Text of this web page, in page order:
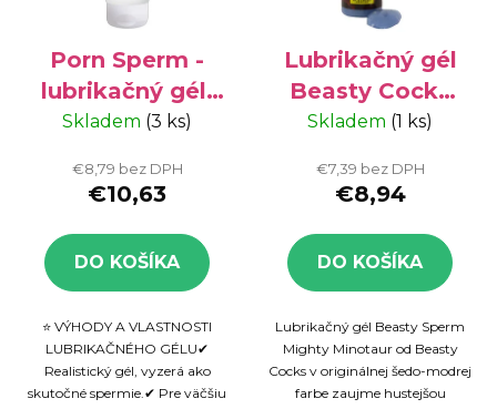
Porn Sperm -
lubrikačný gél,
250 ml
Skladem (3 ks)
€8,79 bez DPH
€10,63
DO KOŠÍKA
⭐ VÝHODY A VLASTNOSTI
LUBRIKAČNÉHO GÉLU✔
Realistický gél, vyzerá ako
skutočné spermie.✔ Pre väčšiu
Lubrikačný gél
Beasty Cocks
Sperm 250 ml
Skladem (1 ks)
€7,39 bez DPH
€8,94
DO KOŠÍKA
Lubrikačný gél Beasty Sperm
Mighty Minotaur od Beasty
Cocks v originálnej šedo-modrej
farbe zaujme hustejšou